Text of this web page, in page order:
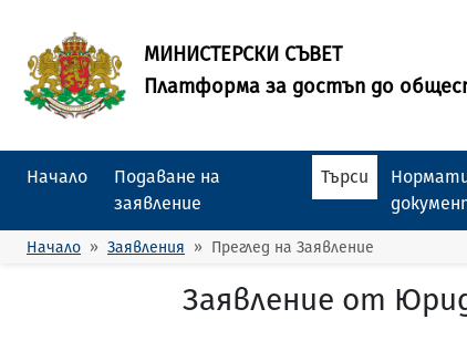
МИНИСТЕРСКИ СЪВЕТ
Платформа за достъп до
Начало
Подаване на
заявление
Търси
Начало Заявления Преглед на Заявление
Заявление от